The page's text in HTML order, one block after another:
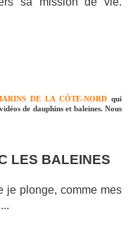
DE LA CÔTE-NORD qui
de dauphins et baleines. Nous
LES BALEINES
je plonge, comme mes